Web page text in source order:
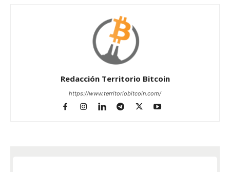
Redacción Territorio Bitcoin
https://www.territoriobitcoin.com/